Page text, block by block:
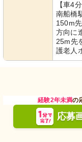
【車4分
南船橋
150m
方向に
25m先
護老人
経験2年未満の
応募